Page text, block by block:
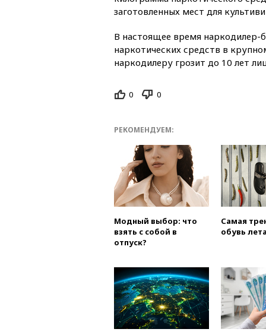
заготовленных мест для
В настоящее время наркодилер-
наркотических средств в
наркодилеру грозит до 10 лет
0 0
РЕКОМЕНДУЕМ:
Модный выбор: что
взять с собой в
отпуск?
Самая
обувь